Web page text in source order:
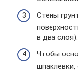
Стены
в два слоя).
Чтобы
шпаклевки,